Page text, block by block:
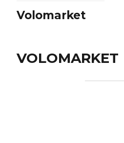
Volomarket
VOLOMARKET